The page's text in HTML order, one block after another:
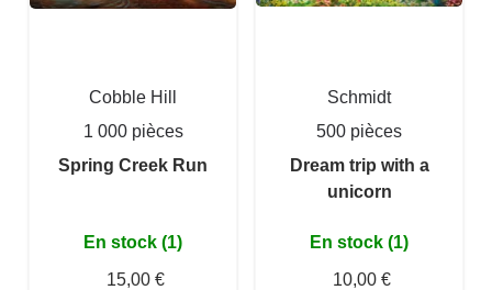
Cobble Hill
1 000 pièces
Spring Creek Run
En stock (1)
15,00 €
Schmidt
500 pièces
Dream trip with a
unicorn
En stock (1)
10,00 €